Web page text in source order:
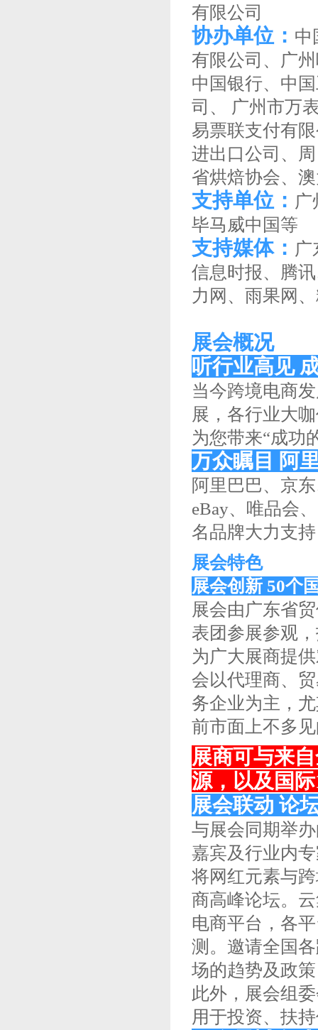
有限公司
协办单位： 中
有限公司、广
中国银行、中
司、 广州市万
易票联支付有
进出口公司、
省烘焙协会、
支持单位： 广
毕马威中国等
支持媒体： 广
信息时报、腾
力网、雨果网
展会概况
听行业高见
当今跨境电商
展，各行业大
为您带来“成功
万众瞩目 阿
阿里巴巴、京
eBay、唯品会
名品牌大力支
展会特色
展会创新 50个
展会由广东省
表团参展参观
为广大展商提
会以代理商、
务企业为主，
前市面上不多
展商可与来
源，以及国
展会联动 论
与展会同期举
嘉宾及行业内
将网红元素与
商高峰论坛。
电商平台，各
测。邀请全国
场的趋势及政
此外，展会组
用于投资、扶